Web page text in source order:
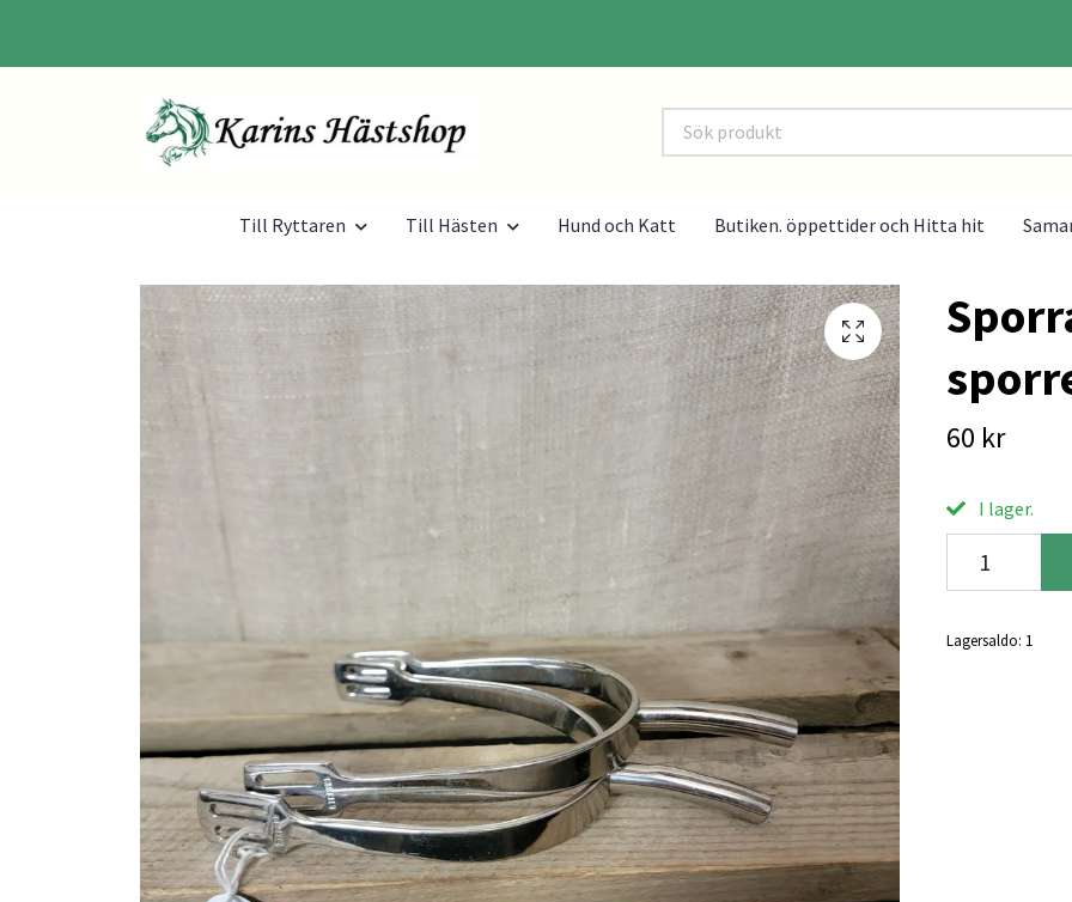
Till Ryttaren Till Hästen Hund och Katt Butiken. öppettider och Hitta hit
60 kr
I lager.
Lagersaldo: 1